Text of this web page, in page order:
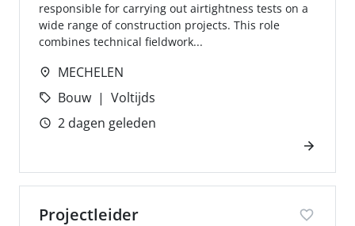
responsible for carrying out airtightness tests on a
wide range of construction projects. This role
combines technical fieldwork...
MECHELEN
Bouw
Voltijds
2 dagen geleden
Projectleider